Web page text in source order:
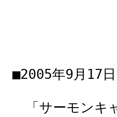
■2005年9月17
「サーモンキ